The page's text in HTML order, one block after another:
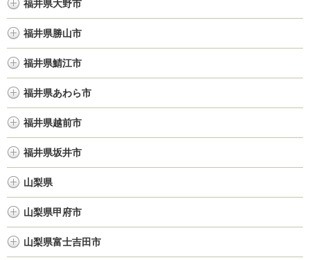
福井県大野市
福井県勝山市
福井県鯖江市
福井県あわら市
福井県越前市
福井県坂井市
山梨県
山梨県甲府市
山梨県富士吉田市